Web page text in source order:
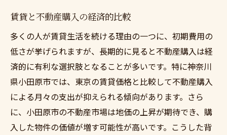
家族構成に応じた最適な居住環境の選択
入ガイド
住環境の要件をリストアップする
小田原市の暮らしのメリットとデメリット
地域の生活基盤とアクセスの確認
自然環境を活かした住まいの設計
将来の住環境を見据えた購入のポイント
賃貸と不動産購入の経済的比較
多くの人が賃貸生活を続ける理由の一つに、初期費用の
低さが挙げられますが、長期的に見ると不動産購入は経
済的に有利な選択肢となることが多いです。特に神奈川
県小田原市では、東京の賃貸価格と比較して不動産購入
による月々の支出が抑えられる傾向があります。さら
に、小田原市の不動産市場は地価の上昇が期待でき、購
入した物件の価値が増す可能性が高いです。こうした背